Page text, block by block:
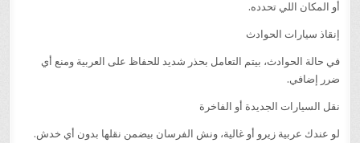
أو المكان اللي تحدده.
إنقاذ سيارات الحوادث
في حالة الحوادث، بيتم التعامل بحذر شديد للحفاظ على العربية ومنع أي
ضرر إضافي.
نقل السيارات الجديدة أو الفاخرة
لو عندك عربية زيرو أو غالية، ونش الفرسان بيضمن نقلها بدون أي خدش.